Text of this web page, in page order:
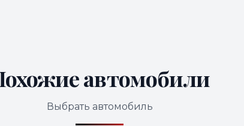
автомобили
Выбрать автомобиль